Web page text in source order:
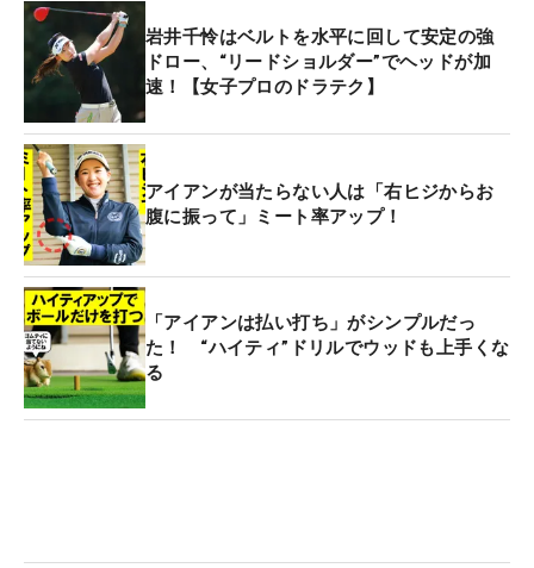
岩井千怜はベルトを水平に回して安定の強
ドロー、“リードショルダー”でヘッドが加
速！【女子プロのドラテク】
アイアンが当たらない人は「右ヒジからお
腹に振って」ミート率アップ！
「アイアンは払い打ち」がシンプルだっ
た！ “ハイティ”ドリルでウッドも上手くな
る